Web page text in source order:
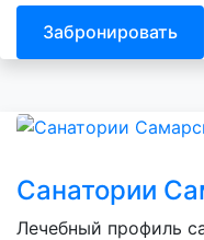
Забронировать
Санатории
Лечебный профиль